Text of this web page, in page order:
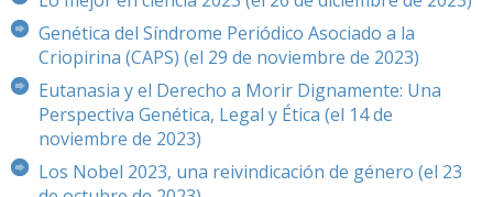
Genética del Síndrome Periódico Asociado a la
Criopirina (CAPS) (el 29 de noviembre de 2023)
Eutanasia y el Derecho a Morir Dignamente: Una
Perspectiva Genética, Legal y Ética (el 14 de
noviembre de 2023)
Los Nobel 2023, una reivindicación de género (el 23